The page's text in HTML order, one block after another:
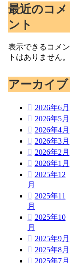
最近のコメ
ント
表示できるコメン
トはありません。
アーカイブ
2026年6月
2026年5月
2026年4月
2026年3月
2026年2月
2026年1月
2025年12
月
2025年11
月
2025年10
月
2025年9月
2025年8月
2025年7月